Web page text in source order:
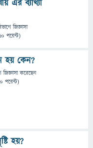
এর ব্যাখ্যা
জিজ্ঞাসা
পয়েন্ট)
হয় কেন?
জিজ্ঞাসাকরেছেন
পয়েন্ট)
হয়?